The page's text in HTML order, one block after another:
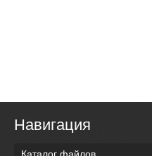
Навигация